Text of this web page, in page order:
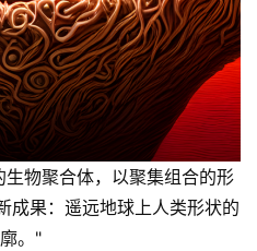
物聚合体，以聚集组合的形
成果：遥远地球上人类形状的
。"